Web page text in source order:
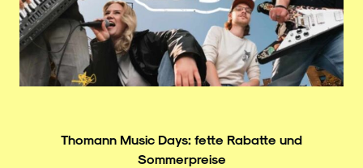
Thomann Music Days: fette Rabatte und
Sommerpreise